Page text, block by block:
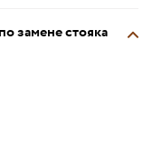
замене стояка